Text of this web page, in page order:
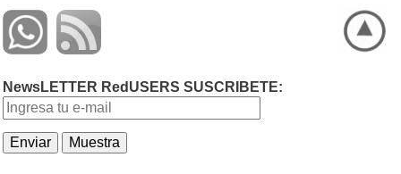
NewsLETTER RedUSERS SUSCRIBETE: